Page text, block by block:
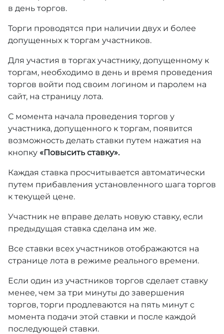
в день торгов.
Торги проводятся при наличии двух и более
допущенных к торгам участников.
Для участия в торгах участнику, допущенному к
торгам, необходимо в день и время проведения
торгов войти под своим логином и паролем на
сайт, на страницу лота.
С момента начала проведения торгов у
участника, допущенного к торгам, появится
возможность делать ставки путем нажатия на
кнопку «Повысить ставку».
Каждая ставка просчитывается автоматически
путем прибавления установленного шага торгов
к текущей цене.
Участник не вправе делать новую ставку, если
предыдущая ставка сделана им же.
Все ставки всех участников отображаются на
странице лота в режиме реального времени.
Если один из участников торгов сделает ставку
менее, чем за три минуты до завершения
торгов, торги продлеваются на пять минут с
момента подачи этой ставки и после каждой
последующей ставки.